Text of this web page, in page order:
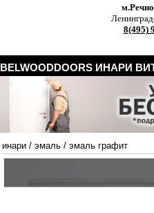
8(495)
BELWOODDOORS ИНАРИ
инари / эмаль / эмаль графит